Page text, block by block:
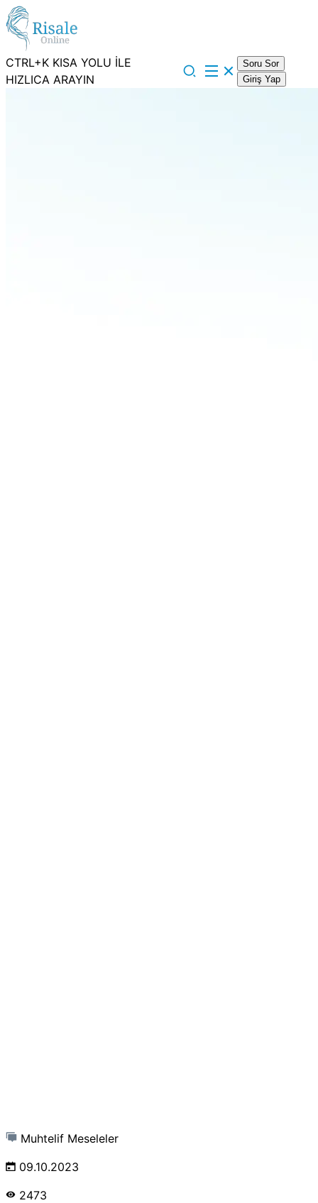
CTRL+K KISA YOLU İLE
HIZLICA ARAYIN
Soru Sor
Giriş Yap
Muhtelif Meseleler
09.10.2023
2473